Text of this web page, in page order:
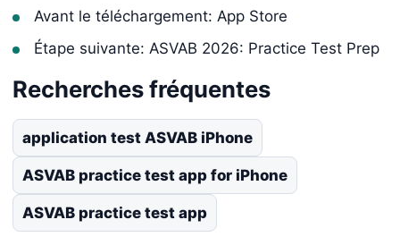
Avant le téléchargement: App Store
Étape suivante: ASVAB 2026: Practice Test Prep
Recherches fréquentes
application test ASVAB iPhone
ASVAB practice test app for iPhone
ASVAB practice test app